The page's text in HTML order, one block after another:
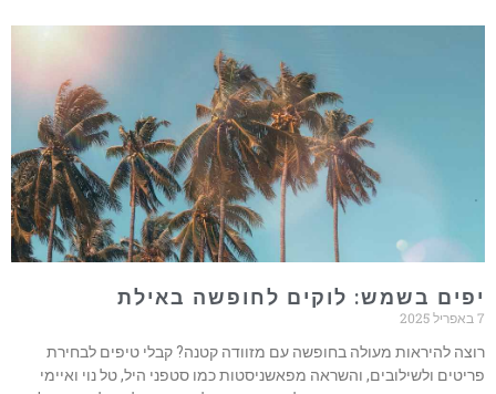
בשמש: לוקים לחופשה באילת
להיראות מעולה בחופשה עם מזוודה קטנה? קבלי טיפים לבחירת
ולשילובים, והשראה מפאשניסטות כמו סטפני היל, טל נוי ואיימי